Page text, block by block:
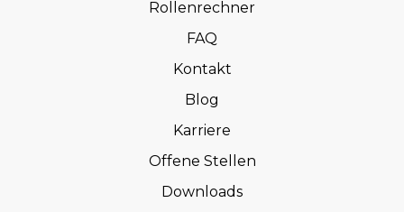
Rollenrechner
FAQ
Kontakt
Blog
Karriere
Offene Stellen
Downloads